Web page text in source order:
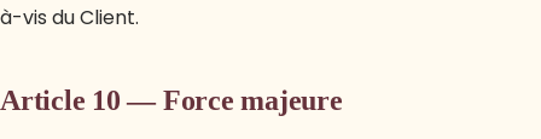
à-vis du Client.
Article 10 — Force majeure